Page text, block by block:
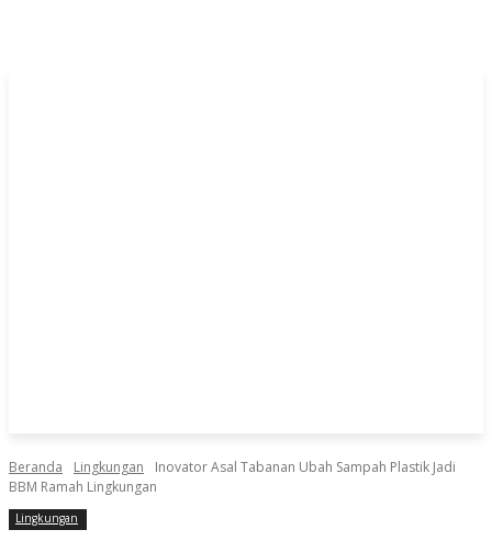
Beranda Lingkungan
Inovator Asal Tabanan Ubah Sampah Plastik Jadi
BBM Ramah Lingkungan
Lingkungan